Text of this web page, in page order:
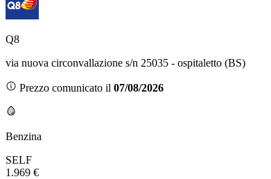
Q8
via nuova circonvallazione s/n 25035 - ospitaletto (BS)
Prezzo comunicato il 07/08/2026
Benzina
SELF
1.969 €